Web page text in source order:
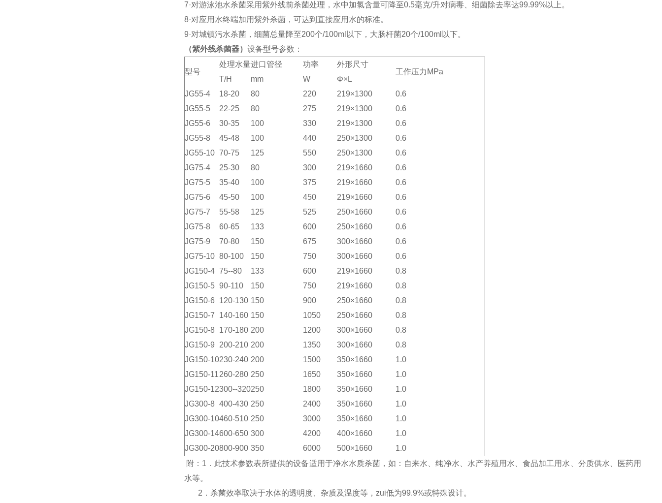
7·对游泳池水杀菌采用紫外线前杀菌处理，水中加氯含量可降至0.5毫克/升对病毒、细菌除去率达99.99%以上。
8·对应用水终端加用紫外杀菌，可达到直接应用水的标准。
9·对城镇污水杀菌，细菌总量降至200个/100ml 以下，大肠杆菌20个/100ml 以下。
（紫外线杀菌器） 设备型号参数：
型号
处理水量
T/H
进口管径
mm
功率
W
外形尺寸
工作压力 MPa
Φ×L
JG55-4
18-20 80 220 219×1300
0.6
JG55-5
22-25 80 275 219×1300
0.6
JG55-6
30-35 100 330 219×1300
0.6
JG55-8
45-48 100 440 250×1300
0.6
JG55-10 70-75 125 550 250×1300
0.6
JG75-4
25-30 80 300 219×1660
0.6
JG75-5
35-40 100 375 219×1660
0.6
JG75-6
45-50 100 450 219×1660
0.6
JG75-7
55-58 125 525 250×1660
0.6
JG75-8
60-65 133 600 250×1660
0.6
JG75-9
70-80 150 675 300×1660
0.6
JG75-10 80-100 150 750 300×1660
0.6
JG150-4 75--80 133 600 219×1660
0.8
JG150-5 90-110 150 750 219×1660
0.8
JG150-6
120-130 150 900 250×1660
0.8
JG150-7
140-160 150 1050 250×1660
0.8
JG150-8
170-180 200 1200 300×1660
0.8
JG150-9
200-210 200 1350 300×1660
0.8
JG150-10230-240 200 1500 350×1660
1.0
JG150-11260-280 250 1650 350×1660
1.0
JG150-12300--320250 1800 350×1660
1.0
JG300-8 400-430 250 2400 350×1660
1.0
JG300-10460-510 250 3000 350×1660
1.0
JG300-14600-650 300 4200 400×1660
1.0
JG300-20800-900 350 6000 500×1660
1.0
附： 1 ．此技术参数表所提供的设备适用于净水水质杀菌，如：自来水、纯净水、水产养殖用水、食品加工用水、分质供水、医药用
水等。
2 ．杀菌效率取决于水体的透明度、杂质及温度等，zui低为99.9%或特殊设计。